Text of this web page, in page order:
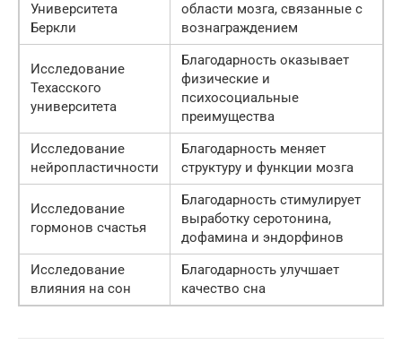
Университета
Беркли
области мозга, связанные с
вознаграждением
Исследование
Техасского
университета
Благодарность оказывает
физические и
психосоциальные
преимущества
Исследование
нейропластичности
Благодарность меняет
структуру и функции мозга
Исследование
гормонов счастья
Благодарность стимулирует
выработку серотонина,
дофамина и эндорфинов
Исследование
влияния на сон
Благодарность улучшает
качество сна